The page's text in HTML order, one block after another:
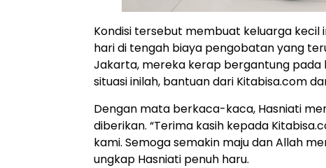
Kondisi tersebut membuat keluarga kecil
hari di tengah biaya pengobatan yang
Jakarta, mereka kerap bergantung
situasi inilah, bantuan dari Kitabisa.com
Dengan mata berkaca-kaca, Hasniati
diberikan. “Terima kasih kepada
kami. Semoga semakin maju dan Allah
ungkap Hasniati penuh haru.